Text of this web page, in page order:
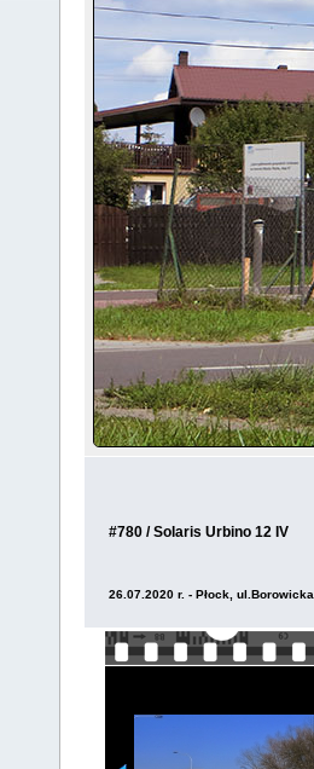
#780 / Solaris Urbino 12 IV
26.07.2020 r. - Płock, ul.Borowicka